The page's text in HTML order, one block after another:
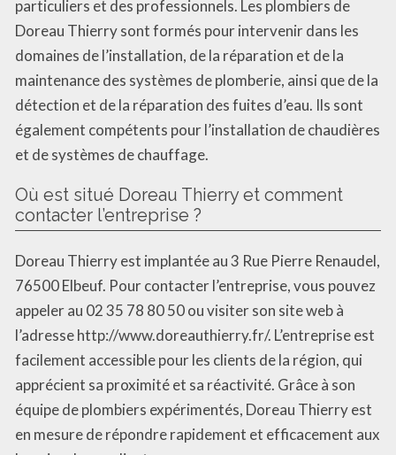
particuliers et des professionnels. Les plombiers de
Doreau Thierry sont formés pour intervenir dans les
domaines de l’installation, de la réparation et de la
maintenance des systèmes de plomberie, ainsi que de la
détection et de la réparation des fuites d’eau. Ils sont
également compétents pour l’installation de chaudières
et de systèmes de chauffage.
Où est situé Doreau Thierry et comment
contacter l’entreprise ?
Doreau Thierry est implantée au 3 Rue Pierre Renaudel,
76500 Elbeuf. Pour contacter l’entreprise, vous pouvez
appeler au 02 35 78 80 50 ou visiter son site web à
l’adresse http://www.doreauthierry.fr/. L’entreprise est
facilement accessible pour les clients de la région, qui
apprécient sa proximité et sa réactivité. Grâce à son
équipe de plombiers expérimentés, Doreau Thierry est
en mesure de répondre rapidement et efficacement aux